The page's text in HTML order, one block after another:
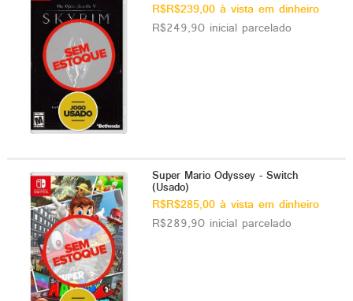
R$R$239,00 à vista em dinheiro
R$249,90 inicial parcelado
Super Mario Odyssey - Switch
(Usado)
R$R$285,00 à vista em dinheiro
R$289,90 inicial parcelado